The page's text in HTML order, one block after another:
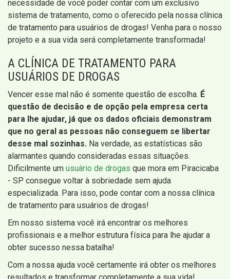
necessidade de você poder contar com um exclusivo
sistema de tratamento, como o oferecido pela nossa clínica
de tratamento para usuários de drogas! Venha para o nosso
projeto e a sua vida será completamente transformada!
A CLÍNICA DE TRATAMENTO PARA
USUÁRIOS DE DROGAS
Vencer esse mal não é somente questão de escolha. É
questão de decisão e de opção pela empresa certa
para lhe ajudar, já que os dados oficiais demonstram
que no geral as pessoas não conseguem se libertar
desse mal sozinhas. Na verdade, as estatísticas são
alarmantes quando consideradas essas situações.
Dificilmente um usuário de drogas que mora em Piracicaba
- SP consegue voltar à sobriedade sem ajuda
especializada. Para isso, pode contar com a nossa clínica
de tratamento para usuários de drogas!
Em nosso sistema você irá encontrar os melhores
profissionais e a melhor estrutura física para lhe ajudar a
obter sucesso nessa batalha!
Com a nossa ajuda você certamente irá obter os melhores